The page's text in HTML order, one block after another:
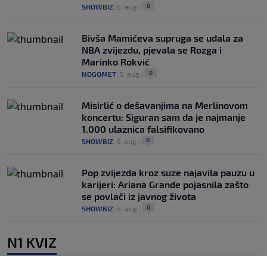
SHOWBIZ 6. aug. 0
Bivša Mamićeva supruga se udala za
NBA zvijezdu, pjevala se Rozga i
Marinko Rokvić
NOGOMET 5. aug. 0
Misirlić o dešavanjima na Merlinovom
koncertu: Siguran sam da je najmanje
1.000 ulaznica falsifikovano
SHOWBIZ 5. aug. 0
Pop zvijezda kroz suze najavila pauzu u
karijeri: Ariana Grande pojasnila zašto
se povlači iz javnog života
SHOWBIZ 4. aug. 0
N1 KVIZ